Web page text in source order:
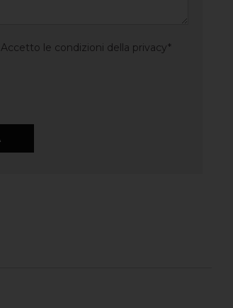
Accetto le condizioni della privacy*